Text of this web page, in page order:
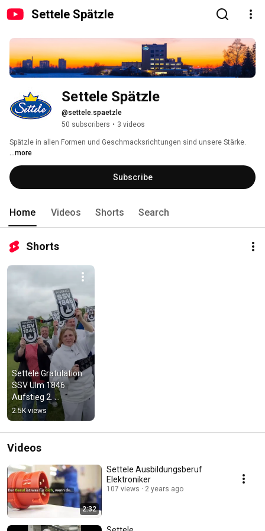
Settele Spätzle
Settele Spätzle
@settele.spaetzle
50 subscribers • 3 videos
Spätzle in allen Formen und Geschmacksrichtungen sind unsere Stärke.
...more
Subscribe
Home Videos Shorts Search
Shorts
Settele Gratulation
SSV Ulm 1846
Aufstieg 2.
Bundesliga
2.5K views
Videos
2:32
Settele Ausbildungsberuf
Elektroniker
107 views 2 years ago